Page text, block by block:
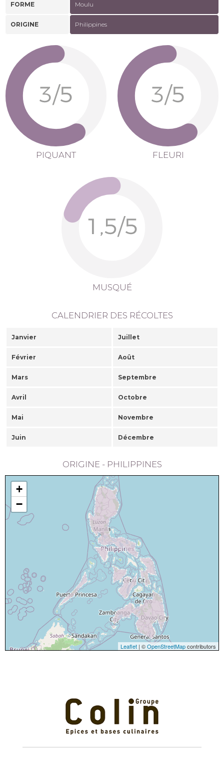
FORME Moulu
ORIGINE Philippines
PIQUANT FLEURI
MUSQUÉ
CALENDRIER DES RÉCOLTES
Janvier Juillet
Février Août
Mars Septembre
Avril Octobre
Mai Novembre
Juin Décembre
ORIGINE - PHILIPPINES
+
−
Leaflet | ©OpenStreetMapcontributors